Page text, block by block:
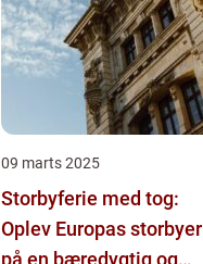
09 marts 2025
Storbyferie med tog:
Oplev Europas storbyer
på en bæredygtig og